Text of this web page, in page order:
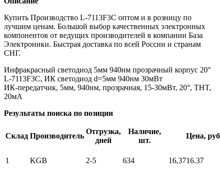
Купить Производство L-7113F3C оптом и в розницу по
лучшим ценам. Большой выбор качественных электронных
компонентов от ведущих производителей в компании База
Электроники. Быстрая доставка по всей России и странам
СНГ.
Инфракрасный светодиод 5мм 940нм прозрачный корпус 20°
L-7113F3C, ИК светодиод d=5мм 940нм 30мВт
ИК-передатчик, 5мм, 940нм, прозрачная, 15-30мВт, 20°, THT,
20мА
Результаты поиска по позиции
Склад Производитель
Отгрузка,
дней
Наличие,
шт.
Цена,
1 KGB 2-5 634 16,3716.37